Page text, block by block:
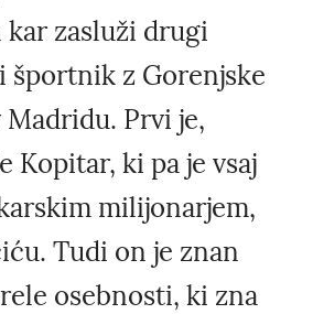
zasluži drugi
športnik z Gorenjske
Madridu. Prvi je,
Kopitar, ki pa je vsaj
milijonarjem,
Tudi on je znan
osebnosti, ki zna